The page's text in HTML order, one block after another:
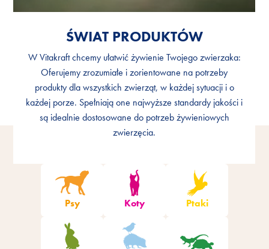
ŚWIAT PRODUKTÓW
W Vitakraft chcemy ułatwić żywienie Twojego zwierzaka:
Oferujemy zrozumiałe i zorientowane na potrzeby
produkty dla wszystkich zwierząt, w każdej sytuacji i o
każdej porze. Spełniają one najwyższe standardy jakości i
są idealnie dostosowane do potrzeb żywieniowych
zwierzęcia.
ŚWIAT PRODUKTÓW
W Vitakraft chcemy ułatwić żywienie Twojego zwierzaka:
Oferujemy zrozumiałe i zorientowane na potrzeby
produkty dla wszystkich zwierząt, w każdej sytuacji i o
każdej porze. Spełniają one najwyższe standardy jakości i
są idealnie dostosowane do potrzeb żywieniowych
zwierzęcia.
Psy Koty Ptaki